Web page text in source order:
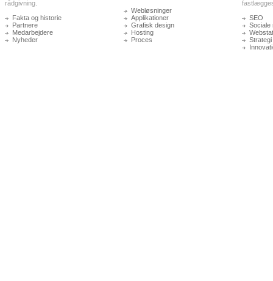
rådgivning.
Fakta og historie
Partnere
Medarbejdere
Nyheder
Webløsninger
Applikationer
Grafisk design
Hosting
Proces
SEO
Sociale
Strategi